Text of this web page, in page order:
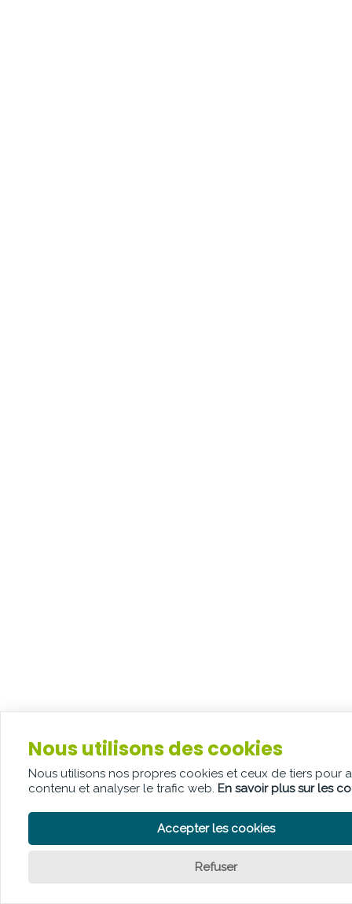
Nous utilisons des cookies
Nous utilisons nos propres cookies et ceux de tiers pour
contenu et analyser le trafic web. En savoir plus sur les
Accepter les cookies
Refuser